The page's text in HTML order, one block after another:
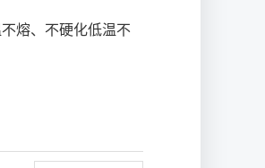
熔、不硬化低温不